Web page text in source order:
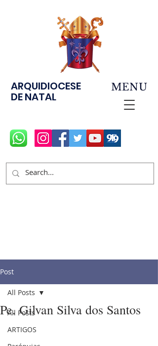
ARQUIDIOCESE
DE NATAL
MENU
Post
All Posts
ARTIGOS
All Posts
Pe. Gilvan Silva dos Santos